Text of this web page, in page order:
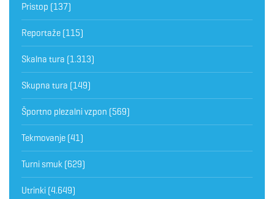
Pristop (137)
Reportaže (115)
Skalna tura (1.313)
Skupna tura (149)
Športno plezalni vzpon (569)
Tekmovanje (41)
Turni smuk (629)
Utrinki (4.649)